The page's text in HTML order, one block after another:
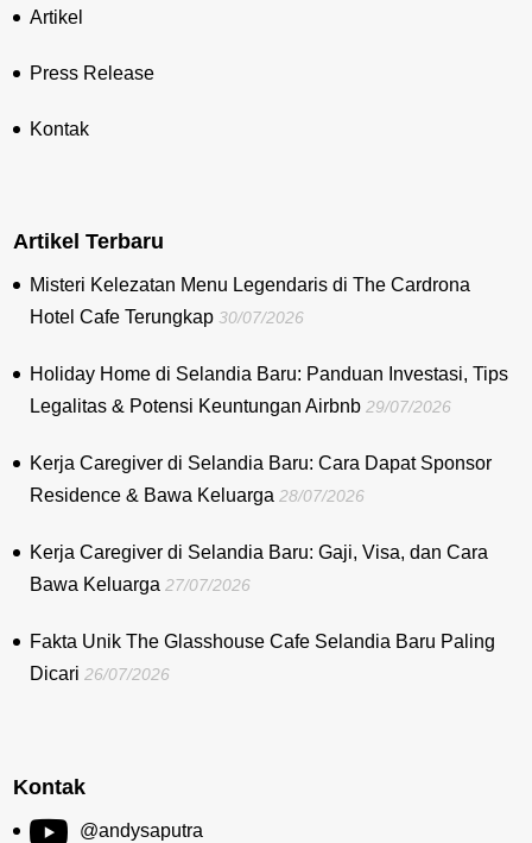
Artikel
Press Release
Kontak
Artikel Terbaru
Misteri Kelezatan Menu Legendaris di The Cardrona
Hotel Cafe Terungkap 30/07/2026
Holiday Home di Selandia Baru: Panduan Investasi, Tips
Legalitas & Potensi Keuntungan Airbnb 29/07/2026
Kerja Caregiver di Selandia Baru: Cara Dapat Sponsor
Residence & Bawa Keluarga 28/07/2026
Kerja Caregiver di Selandia Baru: Gaji, Visa, dan Cara
Bawa Keluarga 27/07/2026
Fakta Unik The Glasshouse Cafe Selandia Baru Paling
Dicari 26/07/2026
Kontak
@andysaputra